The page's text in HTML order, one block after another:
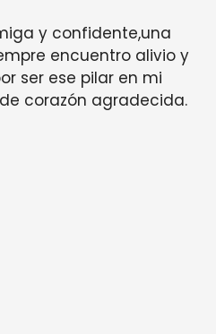
y confidente,una
encuentro alivio y
ser ese pilar en mi
corazón agradecida.